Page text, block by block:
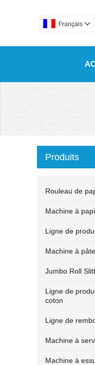
Français 
Produits
Rouleau de
Machine à
Ligne de
Machine à
Jumbo Roll
Ligne de
coton
Ligne de
Machine à
Machine à